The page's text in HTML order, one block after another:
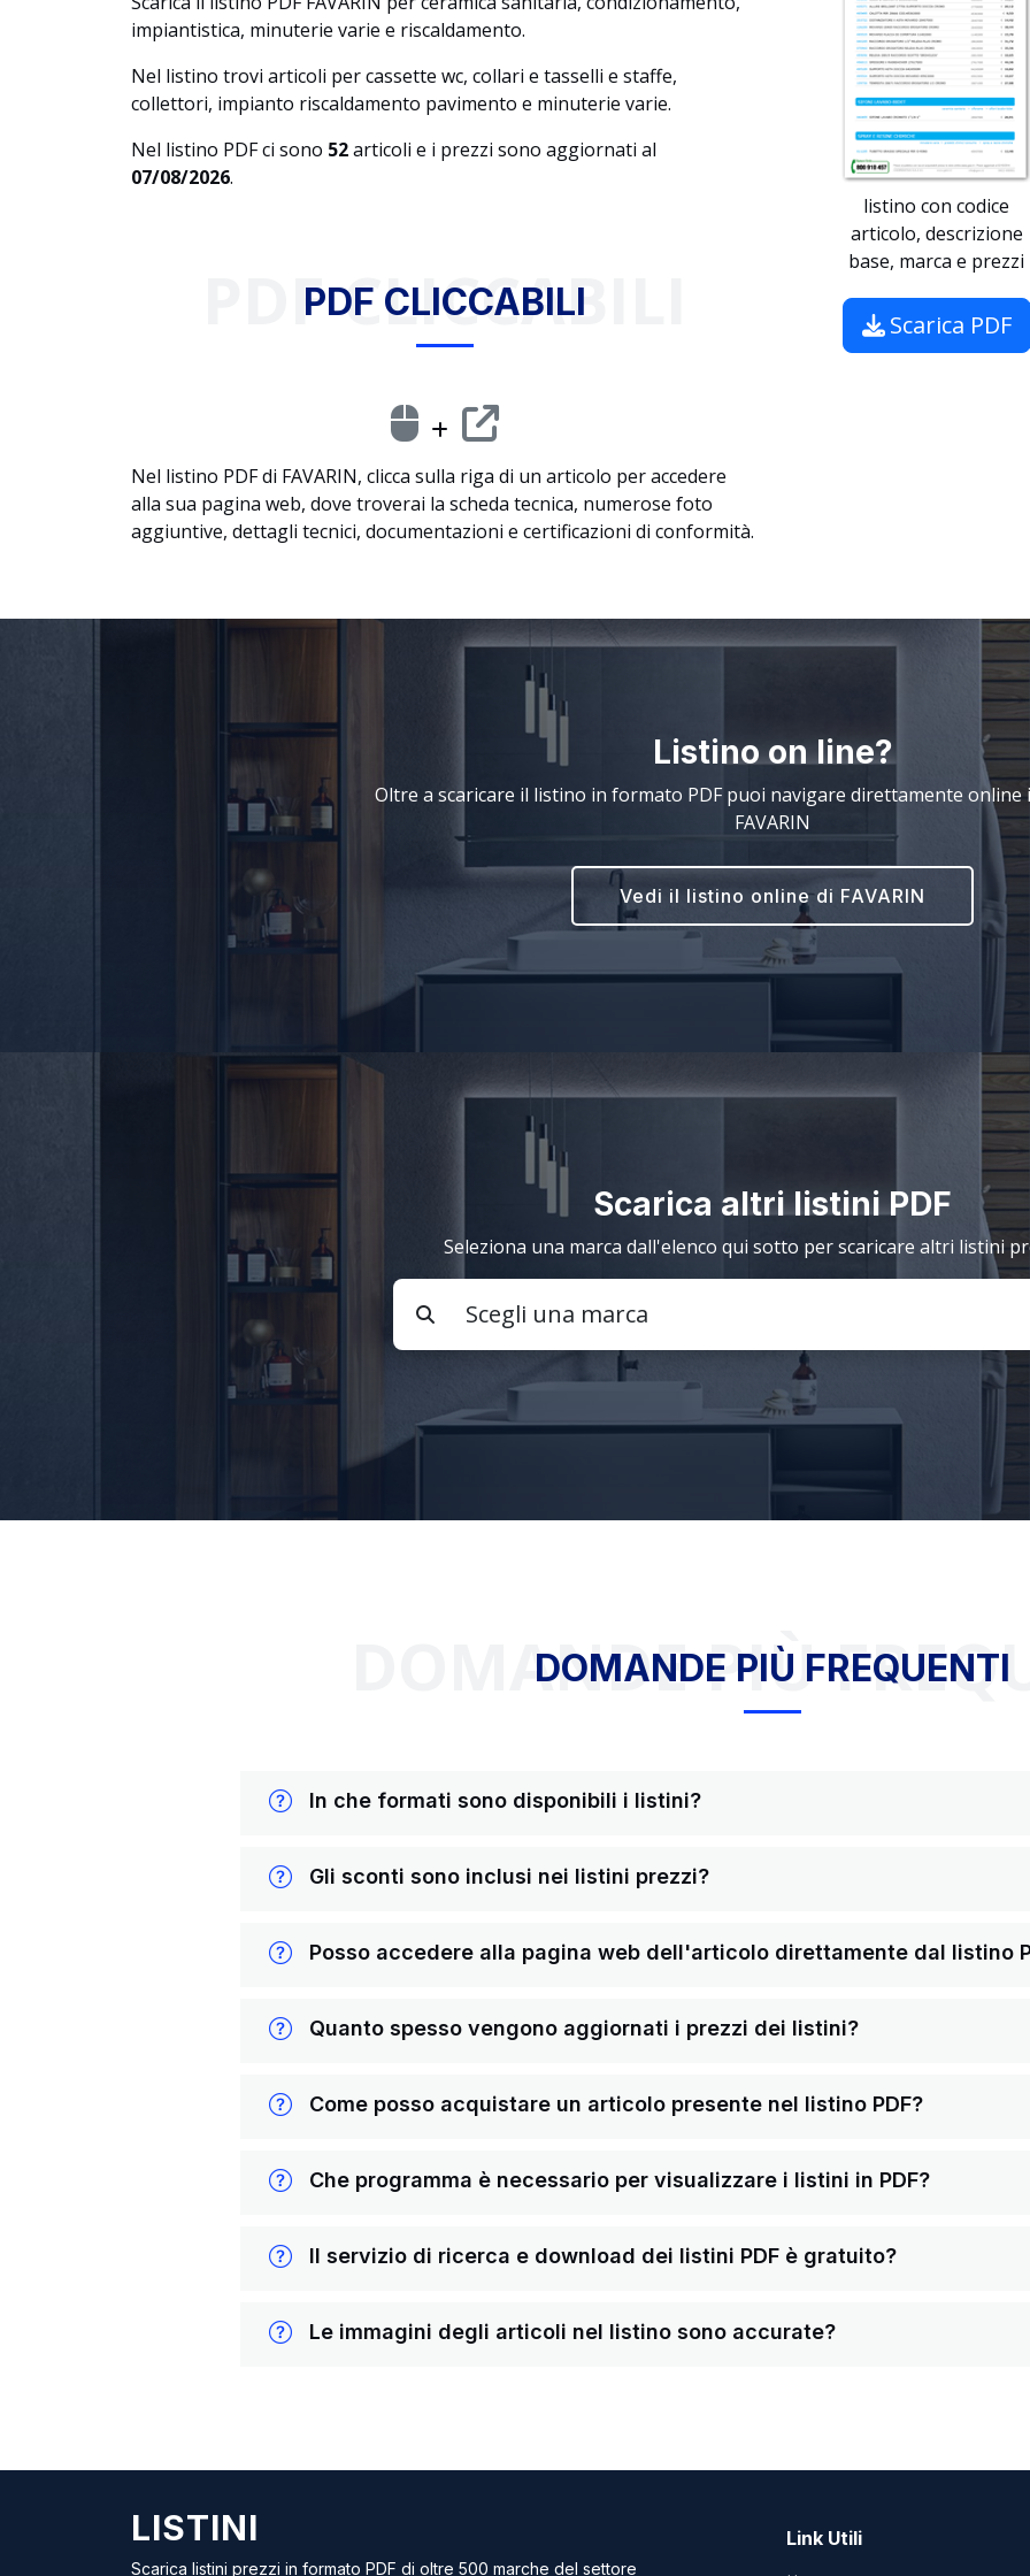
impiantistica, minuterie varie e riscaldamento.
Nel listino trovi articoli per cassette wc, collari e tasselli e staffe,
collettori, impianto riscaldamento pavimento e minuterie varie.
Nel listino PDF ci sono 52articoli e i prezzi sono aggiornati al
07/08/2026.
PDF CLICCABILI
PDF CLICCABILI
Nel listino PDF di FAVARIN, clicca sulla riga di un articolo per accedere
alla sua pagina web, dove troverai la scheda tecnica, numerose foto
aggiuntive, dettagli tecnici, documentazioni e certificazioni di conformità.
listino con codice
articolo, descrizione
base, marca e prezzi
Scarica PDF
Listino on line?
Oltre a scaricare il listino in formato PDF puoi navigare direttamente online
FAVARIN
Vedi il listino online di FAVARIN
Scarica altri listini PDF
Seleziona una marca dall'elenco qui sotto per scaricare altri listini
DOMANDE PIÙ
DOMANDE PIÙ FREQUENTI
In che formati sono disponibili i listini?
Gli sconti sono inclusi nei listini prezzi?
Posso accedere alla pagina web dell'articolo direttamente dal listino
Quanto spesso vengono aggiornati i prezzi dei listini?
Come posso acquistare un articolo presente nel listino PDF?
Che programma è necessario per visualizzare i listini in PDF?
Il servizio di ricerca e download dei listini PDF è gratuito?
Le immagini degli articoli nel listino sono accurate?
LISTINI
Scarica listini prezzi in formato PDF di oltre 500 marche del settore
Link Utili